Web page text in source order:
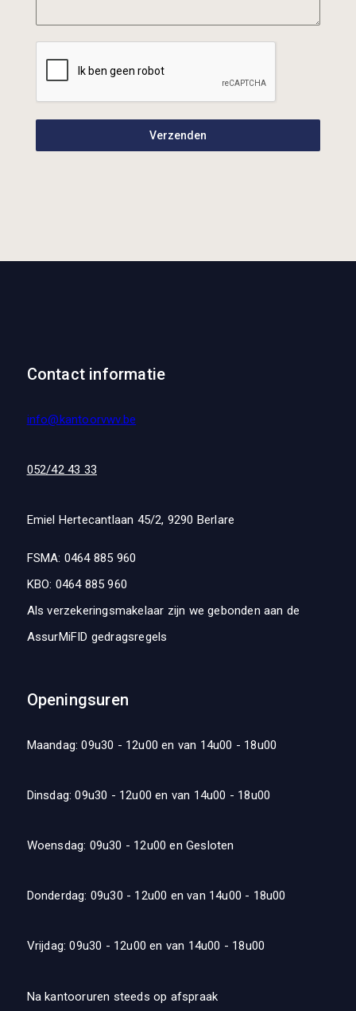
Verzenden
Contact informatie
info@kantoorvwv.be
052/42 43 33
Emiel Hertecantlaan 45/2, 9290 Berlare
FSMA: 0464 885 960
KBO: 0464 885 960
Als verzekeringsmakelaar zijn we gebonden aan de
AssurMiFID gedragsregels
Openingsuren
Maandag: 09u30 - 12u00 en van 14u00 - 18u00
Dinsdag: 09u30 - 12u00 en van 14u00 - 18u00
Woensdag: 09u30 - 12u00 en Gesloten
Donderdag: 09u30 - 12u00 en van 14u00 - 18u00
Vrijdag: 09u30 - 12u00 en van 14u00 - 18u00
Na kantooruren steeds op afspraak